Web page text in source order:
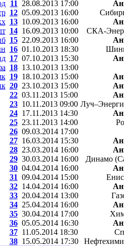
11
28.08.2013 17:00
12 05.09.2013 16:00
13 10.09.2013 16:00
14 16.09.2013 10:00
СКА-
15 22.09.2013 16:00
16 01.10.2013 18:30
17 07.10.2013 15:30
18 13.10.2013 13:00
19 18.10.2013 15:00
20 23.10.2013 15:00
22 03.11.2013 15:00
23 10.11.2013 09:00
24 17.11.2013 14:30
25 23.11.2013 14:00
26 09.03.2014 17:00
27 16.03.2014 15:30
28 23.03.2014 16:00
29 30.03.2014 16:00
Динамо
30 04.04.2014 16:00
31 09.04.2014 15:00
32 14.04.2014 16:00
33 20.04.2014 13:00
34 25.04.2014 16:00
35 30.04.2014 17:00
36 05.05.2014 16:30
37 11.05.2014 18:30
38 15.05.2014 17:30